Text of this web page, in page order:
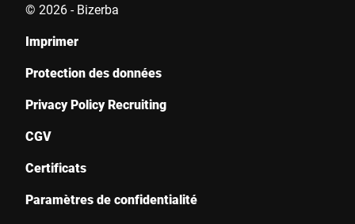
© 2026 - Bizerba
Imprimer
Protection des données
Privacy Policy Recruiting
CGV
Certificats
Paramètres de confidentialité